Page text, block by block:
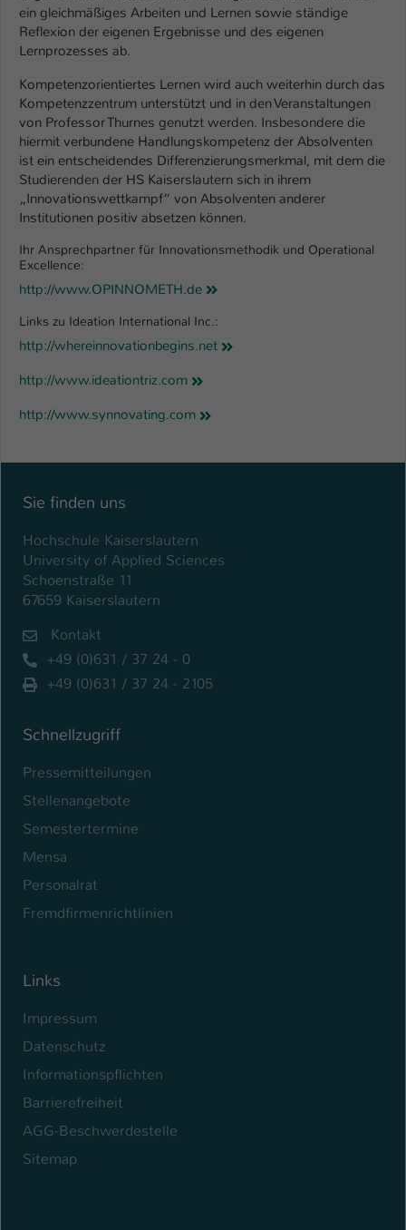
ein gleichmäßiges Arbeiten und Lernen sowie ständige
Reflexion der eigenen Ergebnisse und des eigenen
Lernprozesses ab.
Kompetenzorientiertes Lernen wird auch weiterhin durch das
Kompetenzzentrum unterstützt und in den Veranstaltungen
von Professor Thurnes genutzt werden. Insbesondere die
hiermit verbundene Handlungskompetenz der Absolventen
ist ein entscheidendes Differenzierungsmerkmal, mit dem die
Studierenden der HS Kaiserslautern sich in ihrem
„Innovationswettkampf“ von Absolventen anderer
Institutionen positiv absetzen können.
Ihr Ansprechpartner für Innovationsmethodik und Operational
Excellence:
http://www.OPINNOMETH.de
Links zu Ideation International Inc.:
http://whereinnovationbegins.net
http://www.ideationtriz.com
http://www.synnovating.com
Sie finden uns
Hochschule Kaiserslautern
University of Applied Sciences
Schoenstraße 11
67659 Kaiserslautern
Kontakt
+49 (0)631 / 37 24 - 0
+49 (0)631 / 37 24 - 2105
Schnellzugriff
Pressemitteilungen
Stellenangebote
Semestertermine
Mensa
Personalrat
Fremdfirmenrichtlinien
Links
Impressum
Datenschutz
Informationspflichten
Barrierefreiheit
AGG-Beschwerdestelle
Sitemap